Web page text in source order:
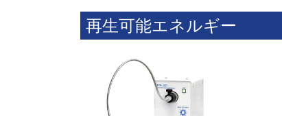
再生可能エネルギー